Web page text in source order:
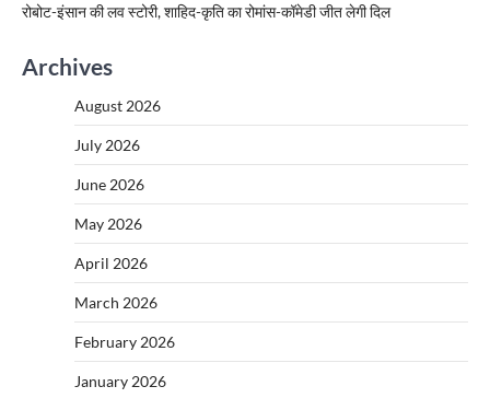
रोबोट-इंसान की लव स्टोरी, शाहिद-कृति का रोमांस-कॉमेडी जीत लेगी दिल
Archives
August 2026
July 2026
June 2026
May 2026
April 2026
March 2026
February 2026
January 2026